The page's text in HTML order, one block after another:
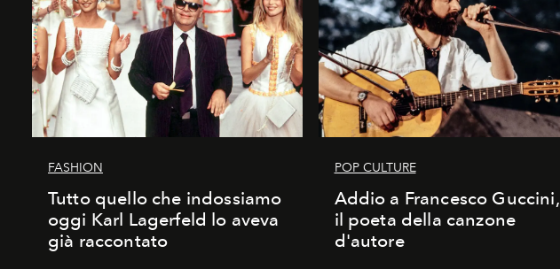
FASHION
Tutto quello che indossiamo
oggi Karl Lagerfeld lo aveva
già raccontato
POP CULTURE
Addio a Francesco Guccini,
il poeta della canzone
d'autore